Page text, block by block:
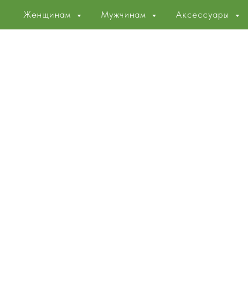
Женщинам Мужчинам Аксессуары